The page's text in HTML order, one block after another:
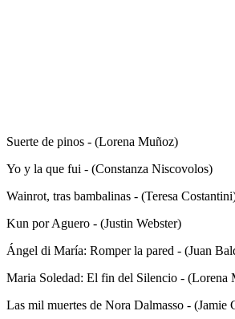
Suerte de pinos - (Lorena Muñoz)
Yo y la que fui - (Constanza Niscovolos)
Wainrot, tras bambalinas - (Teresa
Kun por Aguero - (Justin Webster)
Ángel di María: Romper la pared - (Juan
Maria Soledad: El fin del Silencio - (Lorena
Las mil muertes de Nora Dalmasso - (Jamie